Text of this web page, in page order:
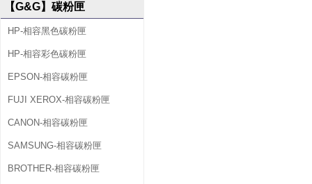
【G&G】碳粉匣
HP-相容黑色碳粉匣
HP-相容彩色碳粉匣
EPSON-相容碳粉匣
FUJI XEROX-相容碳粉匣
CANON-相容碳粉匣
SAMSUNG-相容碳粉匣
BROTHER-相容碳粉匣